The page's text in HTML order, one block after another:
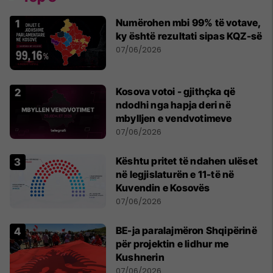
Numërohen mbi 99% të votave,
ky është rezultati sipas KQZ-së
07/06/2026
Kosova votoi - gjithçka që
ndodhi nga hapja deri në
mbylljen e vendvotimeve
07/06/2026
Kështu pritet të ndahen ulëset
në legjislaturën e 11-të në
Kuvendin e Kosovës
07/06/2026
BE-ja paralajmëron Shqipërinë
për projektin e lidhur me
Kushnerin